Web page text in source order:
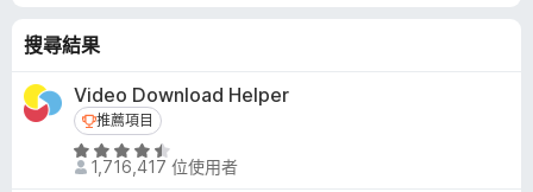
加
搜尋結果
Video Download Helper
推薦項目
推薦項目
評
價
1,716,417 位使用者